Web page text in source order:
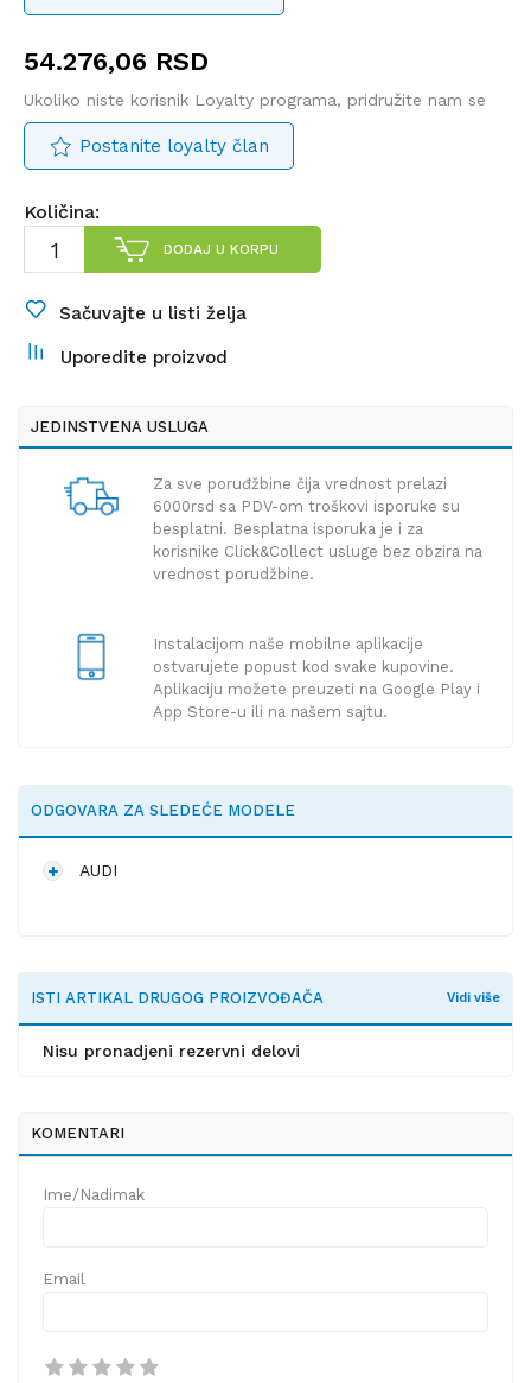
54.276,06 RSD
Ukoliko niste korisnik Loyalty programa, pridružite nam se
Postanite loyalty član
Količina:
DODAJ U KORPU
Sačuvajte u listi želja
Uporedite proizvod
JEDINSTVENA USLUGA
Za sve poruđžbine čija vrednost prelazi
6000rsd sa PDV-om troškovi isporuke su
besplatni. Besplatna isporuka je i za
korisnike Click&Collect usluge bez obzira na
vrednost porudžbine.
Instalacijom naše mobilne aplikacije
ostvarujete popust kod svake kupovine.
Aplikaciju možete preuzeti na Google Play i
App Store-u ili na našem sajtu.
ODGOVARA ZA SLEDEĆE MODELE
AUDI
ISTI ARTIKAL DRUGOG PROIZVOĐAČA Vidi više
Nisu pronadjeni rezervni delovi
KOMENTARI
Ime/Nadimak
Email